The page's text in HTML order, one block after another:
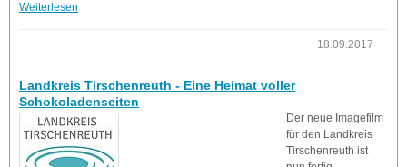
Weiterlesen
18.09.2017
Landkreis Tirschenreuth - Eine Heimat voller
Schokoladenseiten
Der neue Imagefilm
für den Landkreis
Tirschenreuth ist